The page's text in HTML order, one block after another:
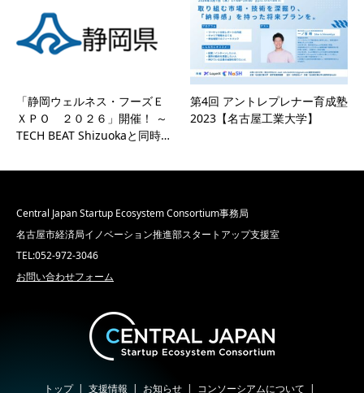
「静岡ウェルネス・フーズＥ
ＸＰＯ ２０２６」開催！ ～
TECH BEAT Shizuokaと同時…
第4回 アントレプレナー育成塾
2023【名古屋工業大学】
Central Japan Startup Ecosystem Consortium事務局
名古屋市経済局イノベーション推進部スタートアップ支援室
TEL:052-972-3046
お問い合わせフォーム
トップ 支援情報 お知らせ コンソーシアムについて